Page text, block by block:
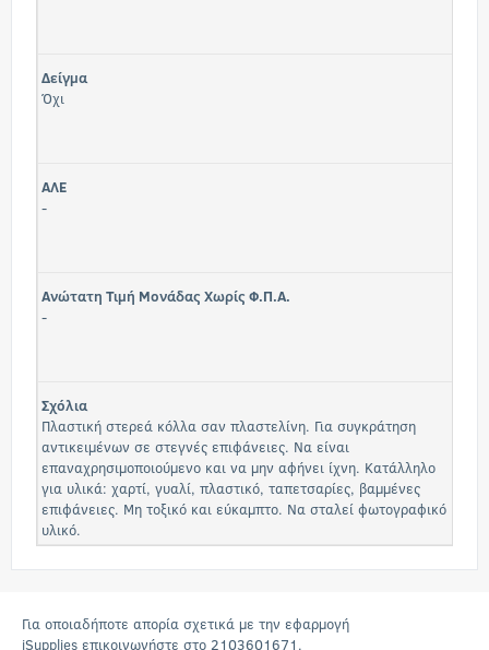
Δείγμα
Όχι
ΑΛΕ
-
Ανώτατη Τιμή Μονάδας Χωρίς Φ.Π.Α.
-
Σχόλια
Πλαστική στερεά κόλλα σαν πλαστελίνη. Για συγκράτηση
αντικειμένων σε στεγνές επιφάνειες. Να είναι
επαναχρησιμοποιούμενο και να μην αφήνει ίχνη. Κατάλληλο
για υλικά: χαρτί, γυαλί, πλαστικό, ταπετσαρίες, βαμμένες
επιφάνειες. Μη τοξικό και εύκαμπτο. Να σταλεί φωτογραφικό
υλικό.
Για οποιαδήποτε απορία σχετικά με την εφαρμογή
iSupplies επικοινωνήστε στο 2103601671.